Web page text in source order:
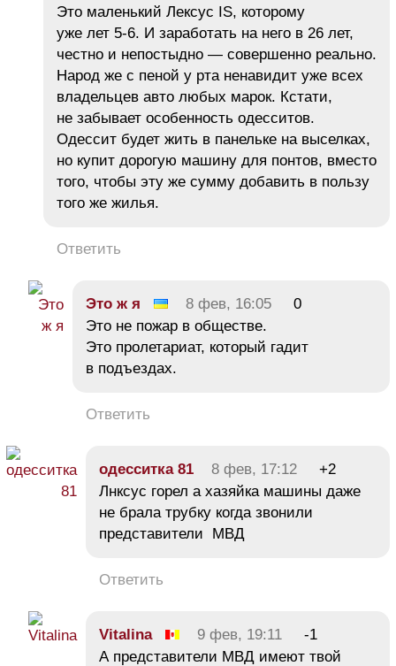
Это маленький Лексус IS, которому
уже лет 5-6. И заработать на него в 26 лет,
честно и непостыдно — совершенно реально.
Народ же с пеной у рта ненавидит уже всех
владельцев авто любых марок. Кстати,
не забывает особенность одесситов.
Одессит будет жить в панельке на выселках,
но купит дорогую машину для понтов, вместо
того, чтобы эту же сумму добавить в пользу
того же жилья.
Ответить
Это ж я 8 фев, 16:05
0
Это не пожар в обществе.
Это пролетариат, который гадит
в подъездах.
Ответить
одесситка 81 8 фев, 17:12
+2
Лнксус горел а хазяйка машины даже
не брала трубку когда звонили
представители МВД
Ответить
Vitalina 9 фев, 19:11
-1
А представители МВД имеют твой